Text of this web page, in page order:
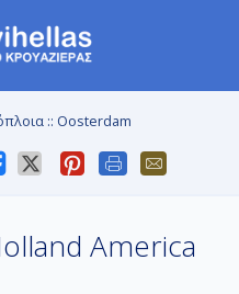
:: Oosterdam
America